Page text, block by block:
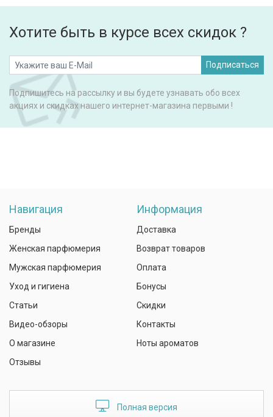
Хотите быть в курсе всех скидок ?
Подписаться
Подпишитесь на рассылку и вы будете узнавать обо всех
акциях и скидках нашего интернет-магазина первыми !
Навигация
Бренды
Женская парфюмерия
Мужская парфюмерия
Уход и гигиена
Статьи
Видео-обзоры
О магазине
Отзывы
Информация
Доставка
Возврат товаров
Оплата
Бонусы
Скидки
Контакты
Ноты ароматов
Полная версия